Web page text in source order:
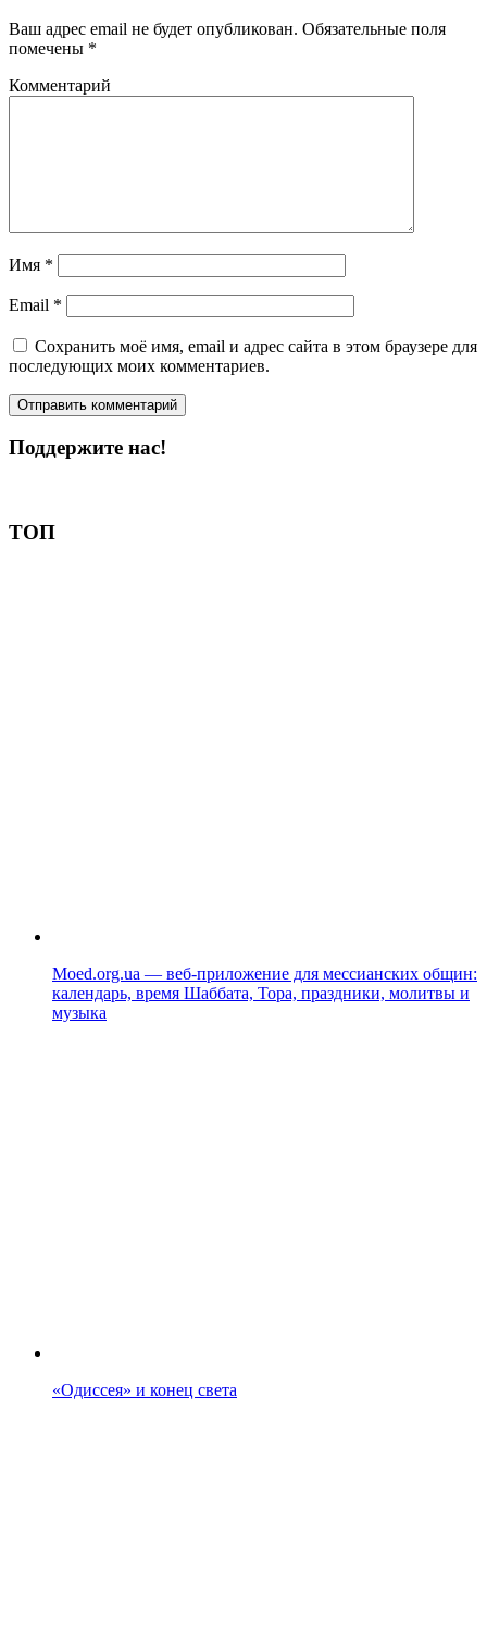
Ваш адрес email не будет опубликован. Обязательные поля
помечены *
Комментарий
Имя *
Email *
Сохранить моё имя, email и адрес сайта в этом браузере для
последующих моих комментариев.
Поддержите нас!
ТОП
Moed.org.ua — веб-приложение для мессианских общин:
календарь, время Шаббата, Тора, праздники, молитвы и
музыка
«Одиссея» и конец света